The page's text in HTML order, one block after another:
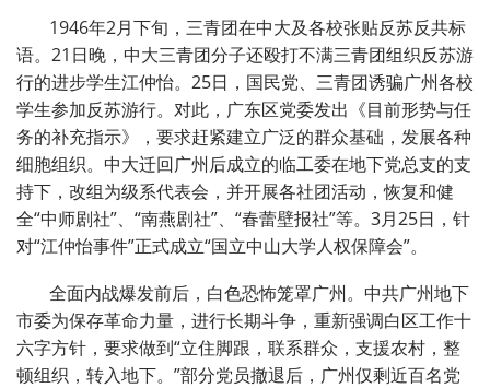
1946年2月下旬，三青团在中大及各校张贴反苏反共标
语。21日晚，中大三青团分子还殴打不满三青团组织反苏游
行的进步学生江仲怡。25日，国民党、三青团诱骗广州各校
学生参加反苏游行。对此，广东区党委发出《目前形势与任
务的补充指示》，要求赶紧建立广泛的群众基础，发展各种
细胞组织。中大迁回广州后成立的临工委在地下党总支的支
持下，改组为级系代表会，并开展各社团活动，恢复和健
全“中师剧社”、“南燕剧社”、“春蕾壁报社”等。3月25日，针
对“江仲怡事件”正式成立“国立中山大学人权保障会”。
全面内战爆发前后，白色恐怖笼罩广州。中共广州地下
市委为保存革命力量，进行长期斗争，重新强调白区工作十
六字方针，要求做到“立住脚跟，联系群众，支援农村，整
顿组织，转入地下。”部分党员撤退后，广州仅剩近百名党